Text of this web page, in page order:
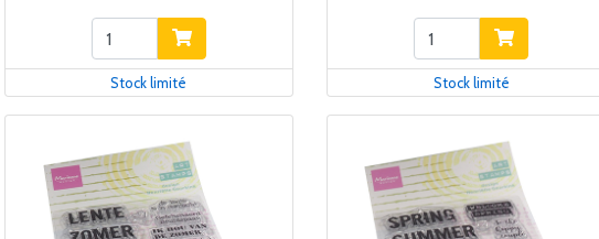
Stock limité Stock limité